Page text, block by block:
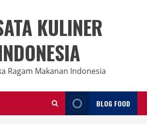
KULINER
Ragam Makanan Indonesia
BLOG FOOD